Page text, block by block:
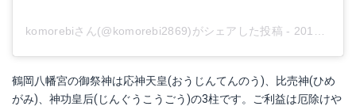
komorebiさん(@komorebi2869)がシェアした投稿 - 2019年 8月月8日午前6時14分PDT
鶴岡八幡宮の御祭神は応神天皇(おうじんてんのう)、比売神(ひめ
がみ)、神功皇后(じんぐうこうごう)の3柱です。ご利益は厄除けや